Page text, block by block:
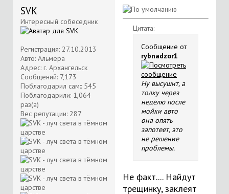
SVK
Интересный собеседник
Регистрация: 27.10.2013
Авто: Альмера
Адрес: г. Архангельск
Сообщений: 7,173
Поблагодарил сам:: 545
Поблагодарили: 1,064
раз(а)
Вес репутации: 287
Цитата:
Сообщение от
rybnadzor1
Ну высушит, а
толку через
неделю после
мойки авто
она опять
запотеет, это
не решение
проблемы.
Не факт.... Найдут
трещинку, заклеят